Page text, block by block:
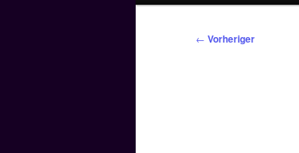
Beitragsnavigation
← Vorheriger